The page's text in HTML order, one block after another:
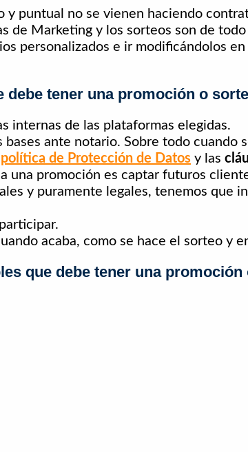
y puntual no se vienen haciendo
de Marketing y los sorteos son de
personalizados e ir modificándolos
debe tener una promoción o
internas de las plataformas elegidas.
bases ante notario. Sobre todo cuando
política de Protección de Datos y las
una promoción es captar futuros
y puramente legales, tenemos que
acaba, como se hace el sorteo y
que debe tener una